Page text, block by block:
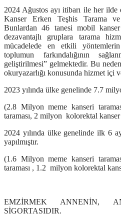
2024 Ağustos ayı itibarı ile her
Kanser Erken Teşhis Tarama
Bunlardan 46 tanesi mobil
dezavantajlı gruplara tarama
mücadelede en etkili
toplumun farkındalığının
geliştirilmesi” gelmektedir. Bu
okuryazarlığı konusunda hizmet içi
2023 yılında ülke genelinde 7.7
(2.8 Milyon meme kanseri
taraması, 2 milyon kolorektal kanser
2024 yılında ülke genelinde ilk 6
yapılmıştır.
(1.6 Milyon meme kanseri
taraması , 1.2 milyon kolorektal
EMZİRMEK ANNENİN,
SİGORTASIDIR.